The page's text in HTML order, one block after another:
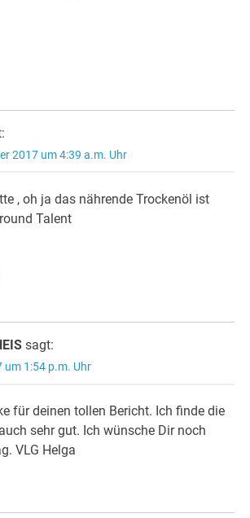
2017 um 4:39 a.m. Uhr
, oh ja das nährende Trockenöl ist
Talent
sagt:
um 1:54 p.m. Uhr
für deinen tollen Bericht. Ich finde die
sehr gut. Ich wünsche Dir noch
VLG Helga